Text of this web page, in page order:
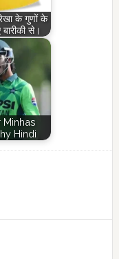
के गुणों के
बारीकी से।
Minhas
Hindi